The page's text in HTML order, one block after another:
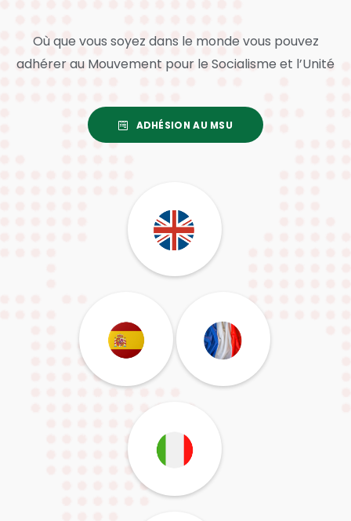
Où que vous soyez dans le monde vous pouvez
adhérer au Mouvement pour le Socialisme et l’Unité
ADHÉSION AU MSU